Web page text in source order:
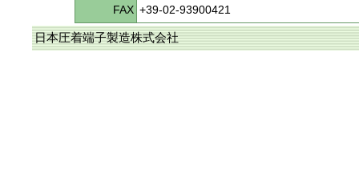
FAX +39-02-93900421
日本圧着端子製造株式会社